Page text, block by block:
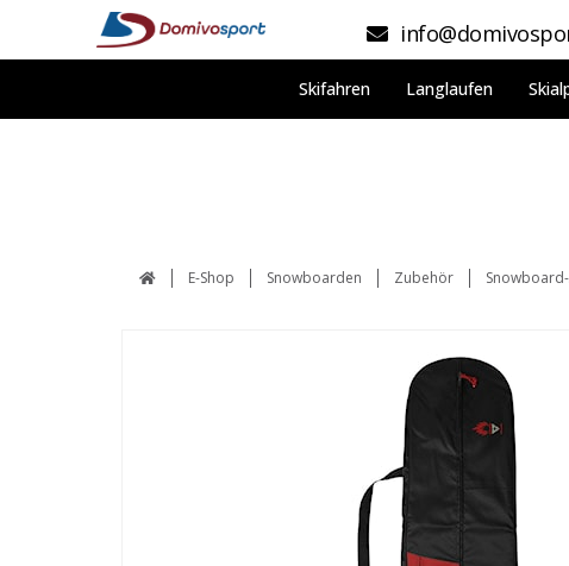
Skifahren Langlaufen
E-Shop Snowboarden Zubehör